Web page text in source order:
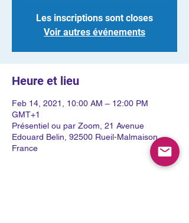
Les inscriptions sont closes
Voir autres événements
Heure et lieu
Feb 14, 2021, 10:00 AM – 12:00 PM
GMT+1
Présentiel ou par Zoom, 21 Avenue
Edouard Belin, 92500 Rueil-Malmaison,
France